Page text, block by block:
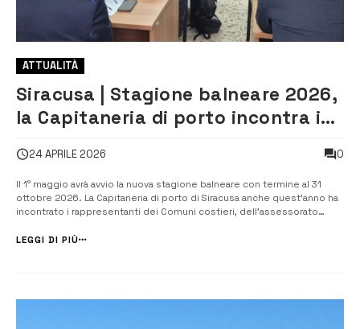
ATTUALITÀ
Siracusa | Stagione balneare 2026,
la Capitaneria di porto incontra i
24 APRILE 2026 0
Il 1° maggio avrà avvio la nuova stagione balneare con termine al 31
ottobre 2026. La Capitaneria di porto di Siracusa anche quest’anno ha
incontrato i rappresentanti dei Comuni costieri, dell’assessorato
sottoposte a tutela ovvero il Consorzio Area marina protetta del
LEGGI DI PIÙ